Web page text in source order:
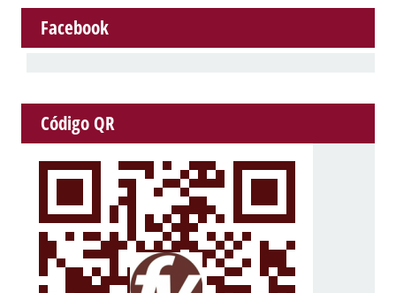
Facebook
Código QR